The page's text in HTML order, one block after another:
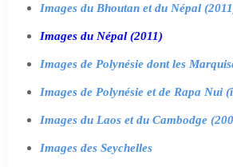
Images du Bhoutan et du Népal
Images du Népal (2011)
Images de Polynésie dont les
Images de Polynésie et de Rapa Nui
Images du Laos et du Cambodge
Images des Seychelles